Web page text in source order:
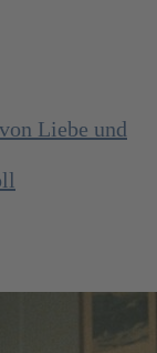
Liebe und